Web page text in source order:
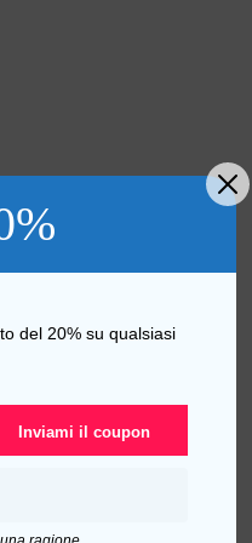
del 20% su qualsiasi
Inviami il coupon